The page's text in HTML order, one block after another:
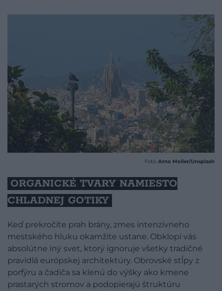
Fotó: Arno Moller/Unsplash
ORGANICKÉ TVARY NAMIESTO
CHLADNEJ GOTIKY
Keď prekročíte prah brány, zmes intenzívneho
mestského hluku okamžite ustane. Obklopí vás
absolútne iný svet, ktorý ignoruje všetky tradičné
pravidlá európskej architektúry. Obrovské stĺpy z
porfýru a čadiča sa klenú do výšky ako kmene
prastarých stromov a podopierajú štruktúru